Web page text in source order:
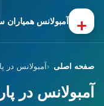
+ آمبولانس همیاران
صفحه اصلی آمبولانس
آمبولانس در